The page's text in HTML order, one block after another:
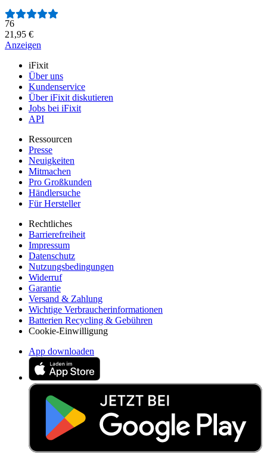
Anzahl der Bewertungen:
76
21,95 €
Anzeigen
iFixit
Über uns
Kundenservice
Über iFixit diskutieren
Jobs bei iFixit
API
Ressourcen
Presse
Neuigkeiten
Mitmachen
Pro Großkunden
Händlersuche
Für Hersteller
Rechtliches
Barrierefreiheit
Impressum
Datenschutz
Nutzungsbedingungen
Widerruf
Garantie
Versand & Zahlung
Wichtige Verbraucherinformationen
Batterien Recycling & Gebühren
Cookie-Einwilligung
App downloaden